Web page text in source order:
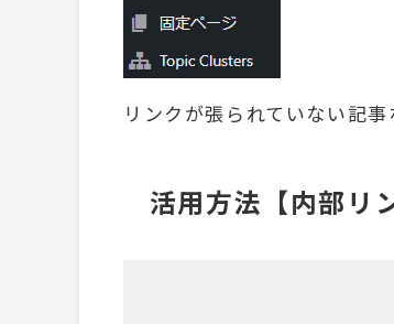
リンクが張られていない記事
活用方法【内部リ